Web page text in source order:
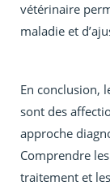
vétérinaire
maladie et
En conclusion,
sont des
approche
Comprendre
traitement et